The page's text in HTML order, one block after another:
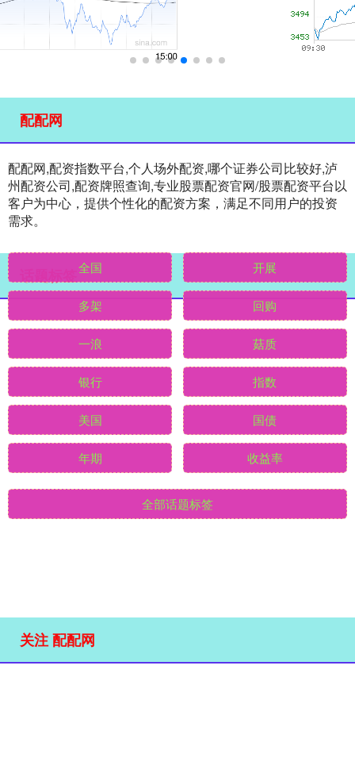
配配网
配配网,配资指数平台,个人场外配资,哪个证券公司比较好,泸
州配资公司,配资牌照查询,专业股票配资官网/股票配资平台以
客户为中心，提供个性化的配资方案，满足不同用户的投资
需求。
全国 开展
多架 回购
一浪 菇质
银行 指数
年期 收益率
关注 配配网